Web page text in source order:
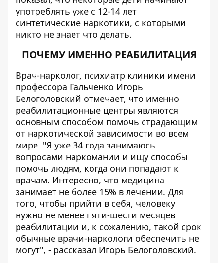
употреблять уже с 12-14 лет
синтетические наркотики, с которыми
никто не знает что делать.
ПОЧЕМУ ИМЕННО РЕАБИЛИТАЦИЯ
Врач-нарколог, психиатр клиники имени
профессора Гальченко Игорь
Белоголовский отмечает, что именно
реабилитационные центры являются
основным способом помочь страдающим
от наркотической зависимости во всем
мире. "Я уже 34 года занимаюсь
вопросами наркомании и ищу способы
помочь людям, когда они попадают к
врачам. Интересно, что медицина
занимает не более 15% в лечении. Для
того, чтобы прийти в себя, человеку
нужно не менее пяти-шести месяцев
реабилитации и, к сожалению, такой срок
обычные врачи-наркологи обеспечить не
могут", - рассказал Игорь Белоголовский.